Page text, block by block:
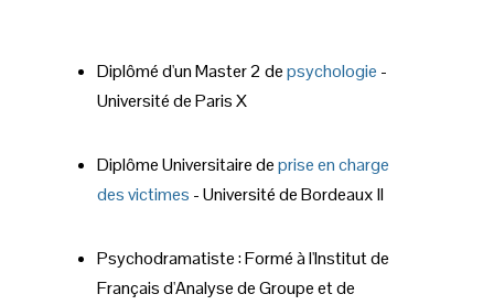
Diplômé d'un Master 2 depsychologie -
Université de Paris X
Diplôme Universitaire deprise en charge
des victimes - Université de Bordeaux II
Psychodramatiste : Formé à l'Institut de
Français d'Analyse de Groupe et de